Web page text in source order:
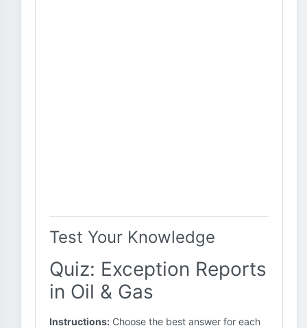
Test Your Knowledge
Quiz: Exception Reports
in Oil & Gas
Instructions: Choose the best answer for each